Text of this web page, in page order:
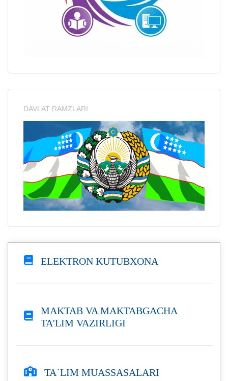
ELEKTRON KUTUBXONA
MAKTAB VA MAKTABGACHA
TA'LIM VAZIRLIGI
TA`LIM MUASSASALARI
DAVLAT RAMZLARI